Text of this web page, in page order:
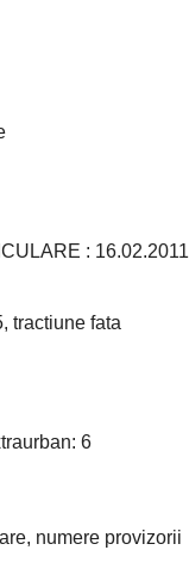
: 16.02.2011
tractiune fata
6
numere provizorii